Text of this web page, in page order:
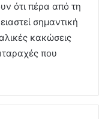
ότι πέρα από τη
σημαντική
κακώσεις
που